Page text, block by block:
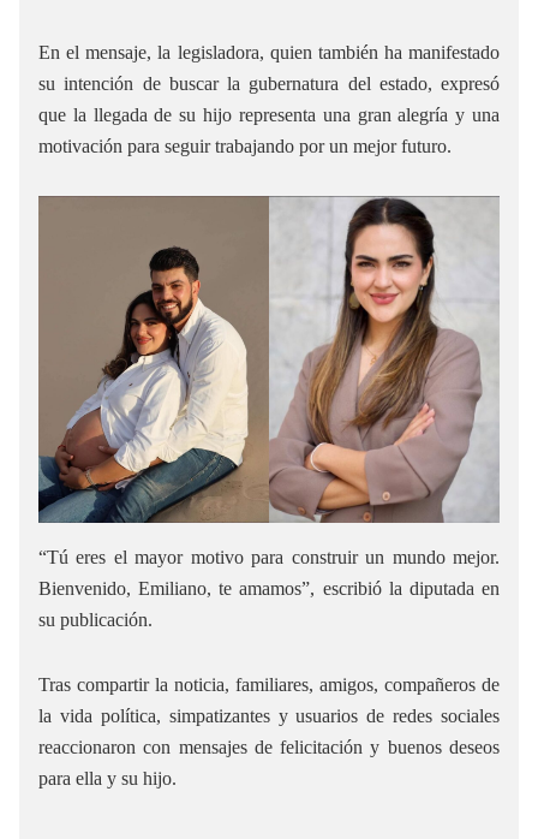
En el mensaje, la legisladora, quien también ha manifestado
su intención de buscar la gubernatura del estado, expresó
que la llegada de su hijo representa una gran alegría y una
motivación para seguir trabajando por un mejor futuro.
“Tú eres el mayor motivo para construir un mundo mejor.
Bienvenido, Emiliano, te amamos”, escribió la diputada en
su publicación.
Tras compartir la noticia, familiares, amigos, compañeros de
la vida política, simpatizantes y usuarios de redes sociales
reaccionaron con mensajes de felicitación y buenos deseos
para ella y su hijo.